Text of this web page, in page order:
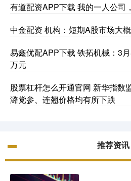
有道配资APP下载 我的一人公司
中金配资 机构：短期A股市场大
易鑫优配APP下载 铁拓机械：3
万元
股票杠杆怎么开通官网 新华指数
潞党参、连翘价格均有所下跌
推荐资讯